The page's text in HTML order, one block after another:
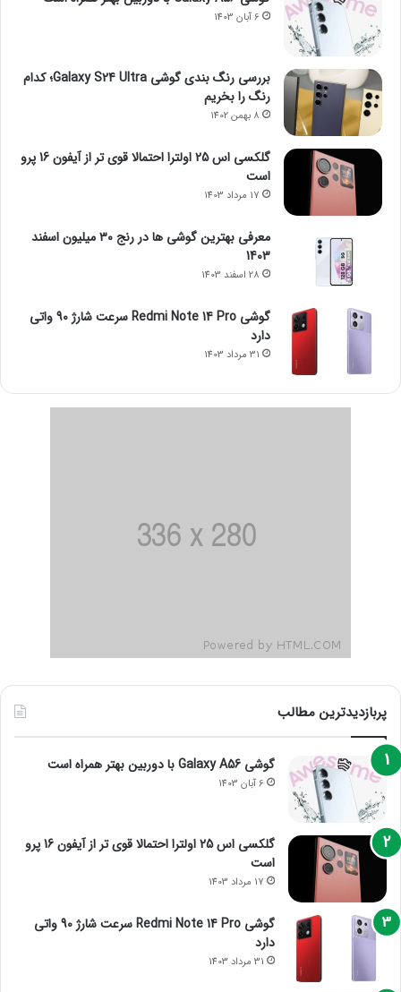
6 آبان 1403
بررسی رنگ بندی گوشی Galaxy S24 Ultra؛ کدام
رنگ را بخریم
8 بهمن 1402
گلکسی اس 25 اولترا احتمالا قوی تر از آیفون 16 پرو
است
17 مرداد 1403
معرفی بهترین گوشی ها در رنج ۳۰ میلیون اسفند
1403
28 اسفند 1403
گوشی Redmi Note 14 Pro سرعت شارژ 90 واتی
دارد
31 مرداد 1403
پربازدیدترین مطالب
گوشی Galaxy A56 با دوربین بهتر همراه است
6 آبان 1403
گلکسی اس 25 اولترا احتمالا قوی تر از آیفون 16 پرو
است
17 مرداد 1403
گوشی Redmi Note 14 Pro سرعت شارژ 90 واتی
دارد
31 مرداد 1403